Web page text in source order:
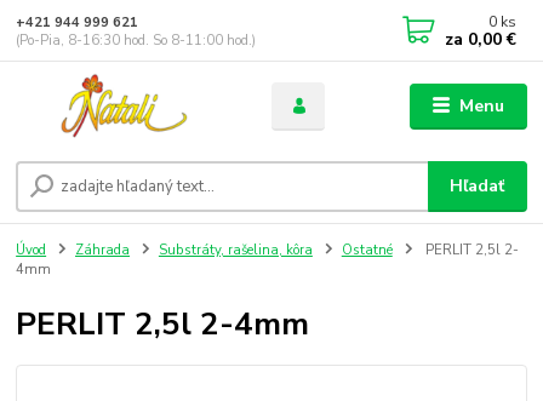
Menu
Hľadať
+421 944 999 621
(Po-Pia, 8-16:30 hod. So 8-11:00 hod.)
0 ks
za 0,00 €
Úvod Záhrada Substráty, rašelina, kôra Ostatné
PERLIT 2,5l 2-
4mm
PERLIT 2,5l 2-4mm